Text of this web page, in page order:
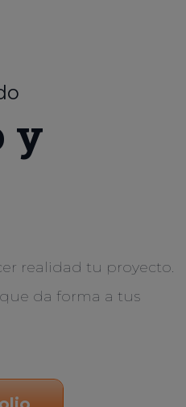
y
realidad tu proyecto.
da forma a tus